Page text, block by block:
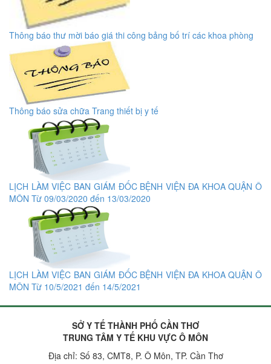
Thông báo thư mời báo giá thi công bảng bố trí các khoa phòng
Thông báo sửa chữa Trang thiết bị y tế
LỊCH LÀM VIỆC BAN GIÁM ĐỐC BỆNH VIỆN ĐA KHOA QUẬN Ô
MÔN Từ 09/03/2020 đến 13/03/2020
LỊCH LÀM VIỆC BAN GIÁM ĐỐC BỆNH VIỆN ĐA KHOA QUẬN Ô
MÔN Từ 10/5/2021 đến 14/5/2021
SỞ Y TẾ THÀNH PHỐ CẦN THƠ
TRUNG TÂM Y TẾ KHU VỰC Ô MÔN
Địa chỉ: Số 83, CMT8, P. Ô Môn, TP. Cần Thơ